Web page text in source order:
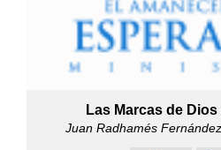
Las Marcas de
Juan Radhamés Fernández